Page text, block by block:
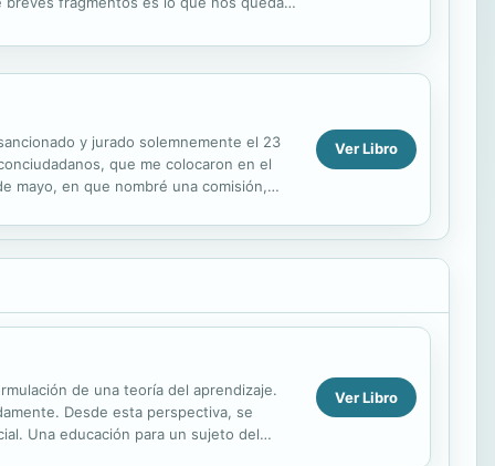
y jurado solemnemente el 23
que me colocaron en el
mayo, en que nombré una comisión,
Ver Libro
de una teoría del aprendizaje.
Desde esta perspectiva, se
Una educación para un sujeto del
Ver Libro